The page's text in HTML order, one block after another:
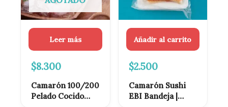
Leer más
$8.300
Camarón 100/200
Pelado Cocido
Añadir al carrito
$2.500
Camarón Sushi
EBI Bandeja |